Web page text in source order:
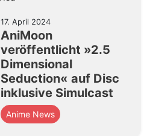
17. April 2024
AniMoon
veröffentlicht »2.5
Dimensional
Seduction« auf Disc
inklusive Simulcast
Anime News